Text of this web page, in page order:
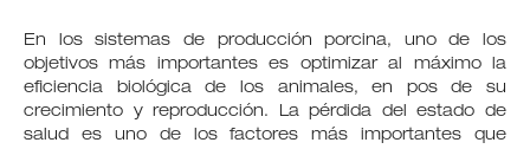
En los sistemas de producción porcina, uno de los
objetivos más importantes es optimizar al máximo la
eficiencia biológica de los animales, en pos de su
crecimiento y reproducción. La pérdida del estado de
salud es uno de los factores más importantes que